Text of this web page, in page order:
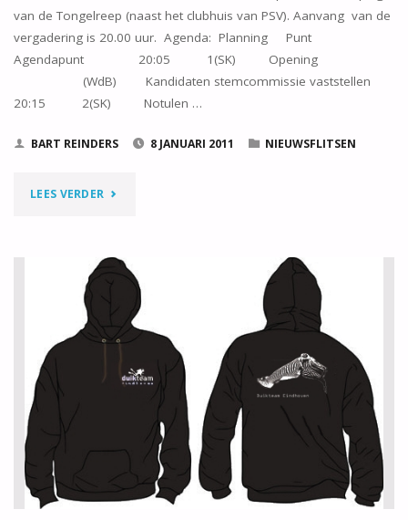
van de Tongelreep (naast het clubhuis van PSV). Aanvang van de
vergadering is 20.00 uur. Agenda: Planning Punt
Agendapunt 20:05 1(SK) Opening
(WdB) Kandidaten stemcommissie vaststellen
20:15 2(SK) Notulen …
BART REINDERS 8 JANUARI 2011 NIEUWSFLITSEN
LEES VERDER "ALV